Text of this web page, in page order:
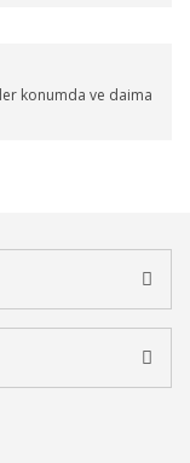
konumda ve daima